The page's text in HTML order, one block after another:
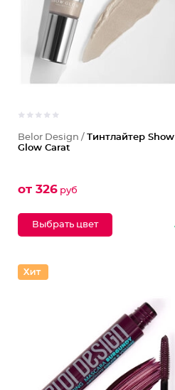
Belor Design / Тинтлайтер Show
Glow Carat
от 326руб
Выбрать цвет